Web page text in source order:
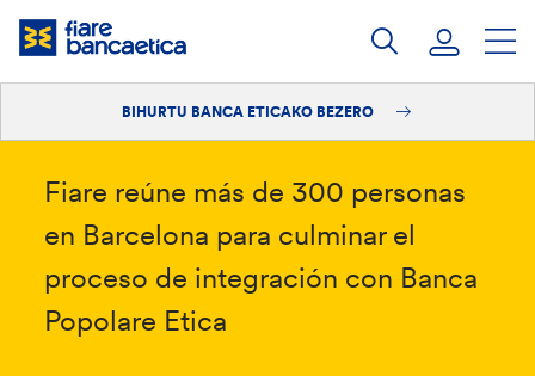
Pasatu
edukia
Bihurtu bezero
BIHURTU BANCA ETICAKO BEZERO
Fiare reúne más de 300 personas
en Barcelona para culminar el
proceso de integración con Banca
Popolare Etica